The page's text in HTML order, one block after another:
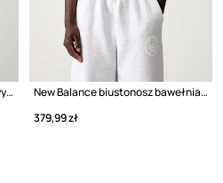
New Balance biustonosz sportowy bawełniany z elastanem
New Balance biustonosz bawełniany z elastanem
379,99 zł